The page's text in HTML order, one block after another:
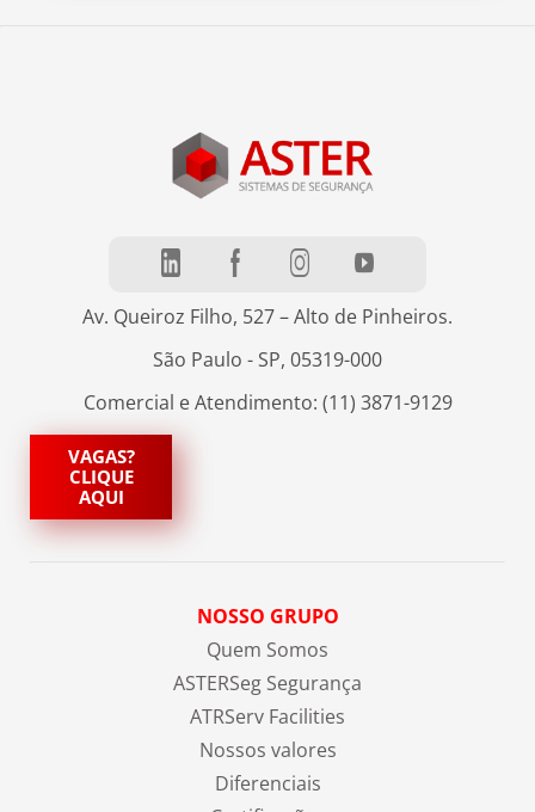
Av. Queiroz Filho, 527 – Alto de Pinheiros.
São Paulo - SP, 05319-000
Comercial e Atendimento: (11) 3871-9129
VAGAS?
CLIQUE
AQUI
NOSSO GRUPO
Quem Somos
ASTERSeg Segurança
ATRServ Facilities
Nossos valores
Diferenciais